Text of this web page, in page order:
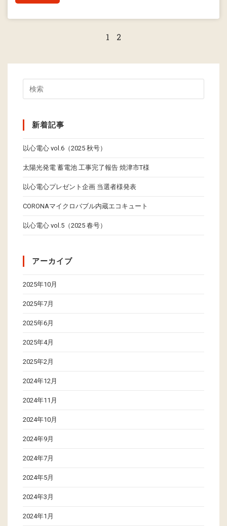
1 2
新着記事
以心電心 vol.6（2025 秋号）
太陽光発電 蓄電池 工事完了報告 焼津市T様
以心電心プレゼント企画 当選者様発表
CORONAマイクロバブル内蔵エコキュート
以心電心 vol.5（2025 春号）
アーカイブ
2025年10月
2025年7月
2025年6月
2025年4月
2025年2月
2024年12月
2024年11月
2024年10月
2024年9月
2024年7月
2024年5月
2024年3月
2024年1月